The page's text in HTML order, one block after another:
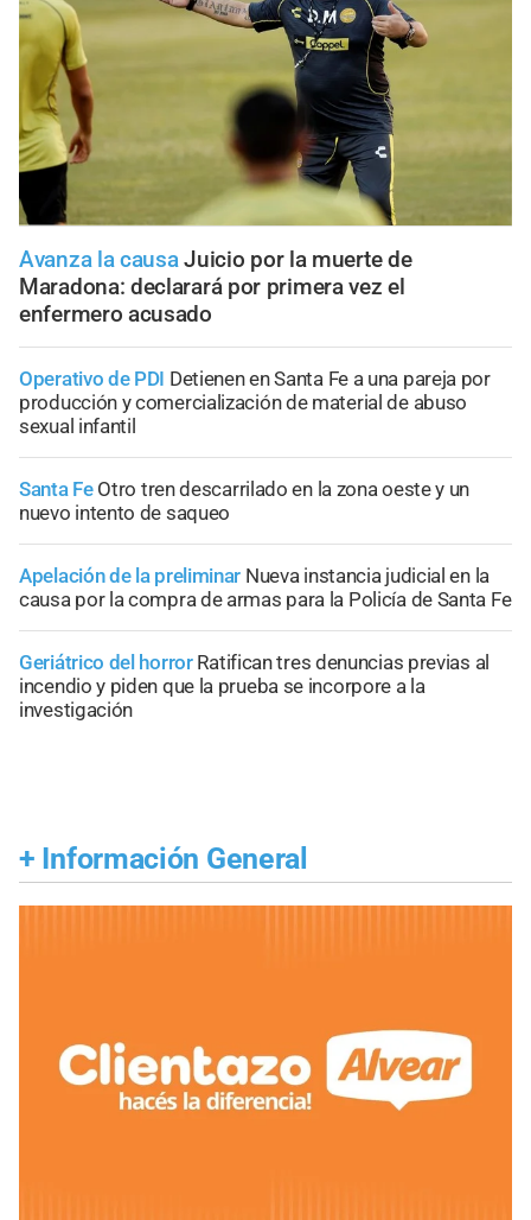
Avanza la causa Juicio por la muerte de
Maradona: declarará por primera vez el
enfermero acusado
Operativo de PDI Detienen en Santa Fe a una pareja por
producción y comercialización de material de abuso
sexual infantil
Santa Fe Otro tren descarrilado en la zona oeste y un
nuevo intento de saqueo
Apelación de la preliminar Nueva instancia judicial en la
causa por la compra de armas para la Policía de Santa Fe
Geriátrico del horror Ratifican tres denuncias previas al
incendio y piden que la prueba se incorpore a la
investigación
+ Información General